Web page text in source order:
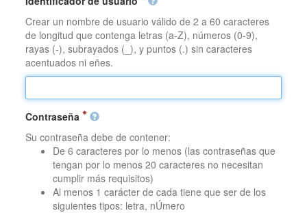
Crear un nombre de usuario válido de 2 a 60 caracteres
de longitud que contenga letras (a-Z), números (0-9),
rayas (-), subrayados (_), y puntos (.) sin caracteres
acentuados ni eñes.
Contraseña
Su contraseña debe de contener:
De 6 caracteres por lo menos (las contraseñas que
tengan por lo menos 20 caracteres no necesitan
cumplir más requisitos)
Al menos 1 carácter de cada tiene que ser de los
siguientes tipos: letra, nÚmero